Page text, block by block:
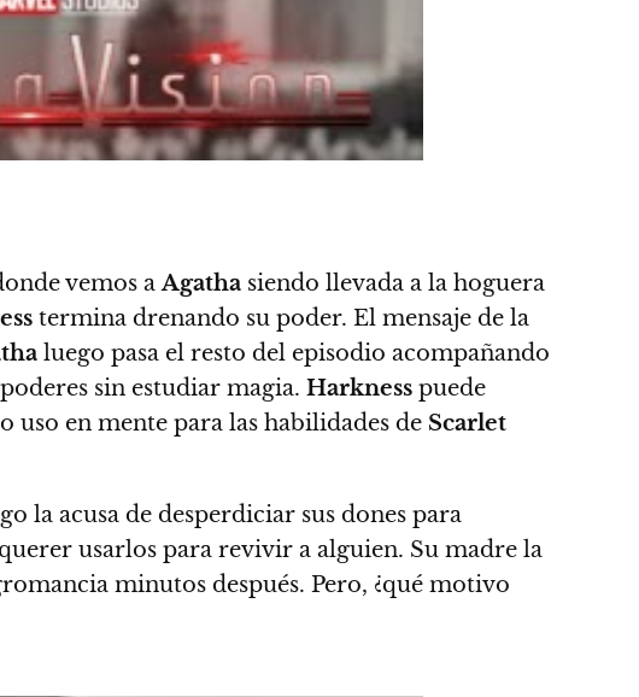
vemos aAgatha siendo llevada a la hoguera
termina drenando su poder. El mensaje de la
luego pasa el resto del episodio acompañando
sin estudiar magia. Harkness puede
en mente para las habilidades de Scarlet
la acusa de desperdiciar sus dones para
usarlos para revivir a alguien. Su madre la
minutos después. Pero, ¿qué motivo